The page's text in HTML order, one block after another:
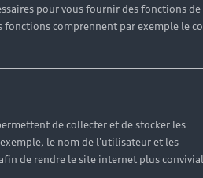
pour vous fournir des fonctions de
comprennent par exemple le
de collecter et de stocker les
le nom de l'utilisateur et les
de rendre le site internet plus